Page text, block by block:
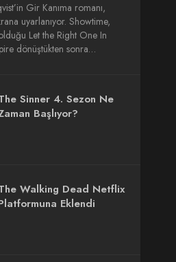
Gir Kanıma romanı,
uyarlanıyor. Showtime,
Let the Right One In
dönüştükten sonra…
Sinner 4. Sezon Ne
Başlıyor?
Walking Dead Netflix
Eklendi